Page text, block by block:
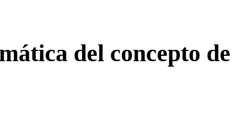
del concepto de